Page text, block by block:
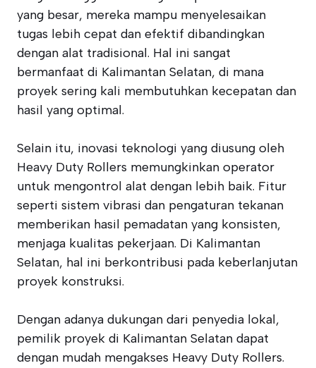
yang besar, mereka mampu menyelesaikan
tugas lebih cepat dan efektif dibandingkan
dengan alat tradisional. Hal ini sangat
bermanfaat di Kalimantan Selatan, di mana
proyek sering kali membutuhkan kecepatan dan
hasil yang optimal.
Selain itu, inovasi teknologi yang diusung oleh
Heavy Duty Rollers memungkinkan operator
untuk mengontrol alat dengan lebih baik. Fitur
seperti sistem vibrasi dan pengaturan tekanan
memberikan hasil pemadatan yang konsisten,
menjaga kualitas pekerjaan. Di Kalimantan
Selatan, hal ini berkontribusi pada keberlanjutan
proyek konstruksi.
Dengan adanya dukungan dari penyedia lokal,
pemilik proyek di Kalimantan Selatan dapat
dengan mudah mengakses Heavy Duty Rollers.